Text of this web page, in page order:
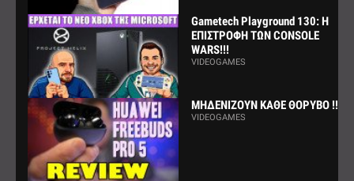
Gametech Playground 130: Η
ΕΠΙΣΤΡΟΦΗ ΤΩΝ CONSOLE
WARS!!!
VIDEOGAMES
ΜΗΔΕΝΙΖΟΥΝ ΚΑΘΕ ΘΟΡΥΒΟ !!!
VIDEOGAMES